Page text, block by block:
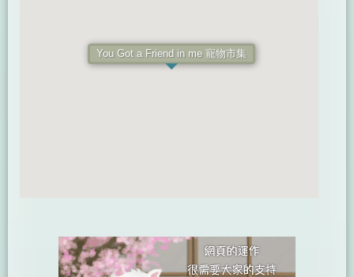
You Got a Friend in me 寵物市集